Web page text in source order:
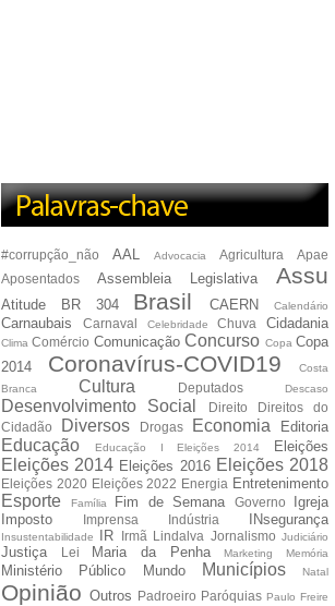
#corrupção_não AAL Advocacia Agricultura
Apae
Aposentados
Assembleia Legislativa Assu
Atitude BR 304 Brasil CAERN Calendário
Carnaubais Carnaval Celebridade Chuva Cidadania
Clima Comércio Comunicação Concurso Copa Copa
2014
Coronavírus-COVID19
Costa
Branca
Cultura Deputados Descaso
Desenvolvimento Social Direito
Direitos do
Cidadão
Diversos Drogas Economia Editoria
Educação Educação I Eleições 2014 Eleições
Eleições 2014 Eleições 2016 Eleições 2018
Eleições 2020 Eleições 2022 Energia Entretenimento
Esporte Família Fim de Semana Governo
Igreja
Imposto
Imprensa Indústria INsegurança
Insustentabilidade IR Irmã Lindalva Jornalismo Judiciário
Justiça Lei Maria da Penha Marketing Memória
Ministério Público Mundo Municípios Natal
Opinião Outros Padroeiro Paróquias Paulo Freire